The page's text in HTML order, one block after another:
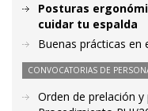
Posturas
cuidar tu espalda
Buenas prácticas
CONVOCATORIAS DE
Orden de prelación